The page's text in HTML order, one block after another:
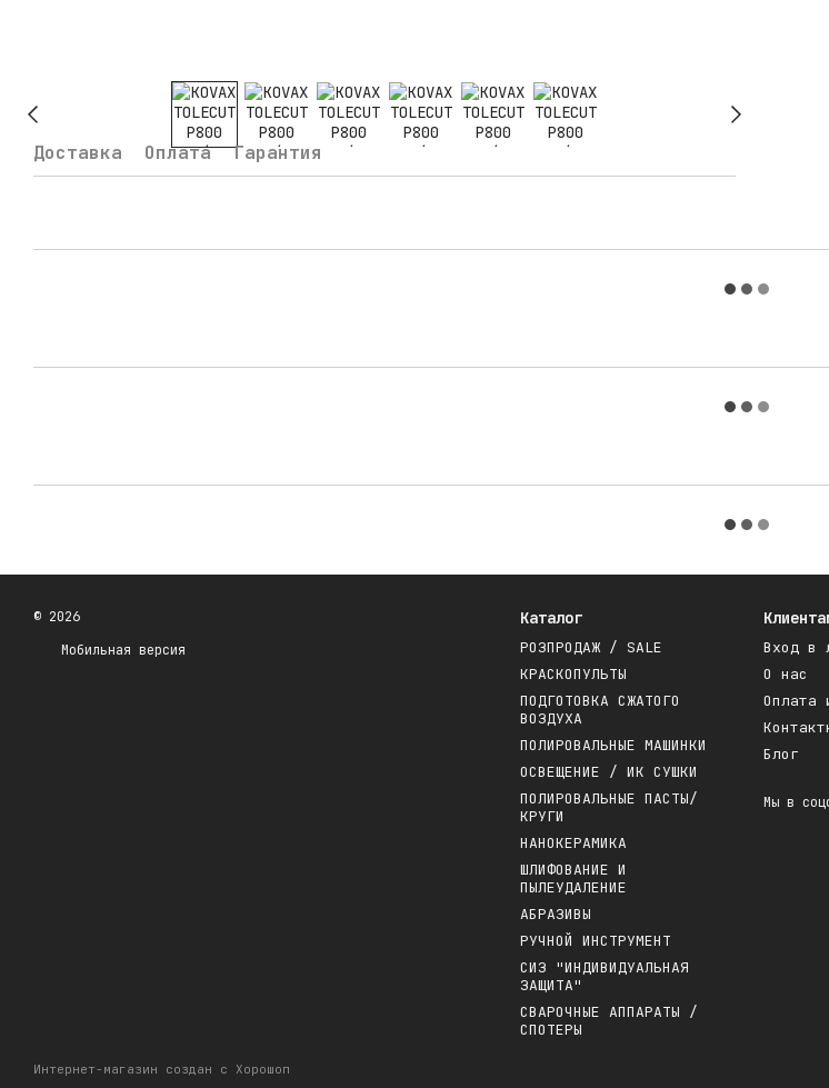
Доставка Оплата Гарантия
© 2026
Мобильная версия
Интернет-магазин создан с Хорошоп
Каталог
РОЗПРОДАЖ / SALE
КРАСКОПУЛЬТЫ
ПОДГОТОВКА СЖАТОГО
ВОЗДУХА
ПОЛИРОВАЛЬНЫЕ МАШИНКИ
ОСВЕЩЕНИЕ / ИК СУШКИ
ПОЛИРОВАЛЬНЫЕ ПАСТЫ/
КРУГИ
НАНОКЕРАМИКА
ШЛИФОВАНИЕ И
ПЫЛЕУДАЛЕНИЕ
АБРАЗИВЫ
РУЧНОЙ ИНСТРУМЕНТ
СИЗ "ИНДИВИДУАЛЬНАЯ
ЗАЩИТА"
СВАРОЧНЫЕ АППАРАТЫ /
СПОТЕРЫ
Вход в
О нас
Оплата
Блог
Мы в